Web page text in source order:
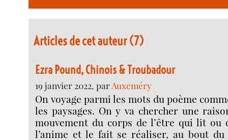
Articles de cet auteur (7)
Ezra Pound, Chinois & Troubadour
19 janvier 2022, parAuxeméry
On voyage parmi les mots du poème
les paysages. On y va chercher une
mouvement du corps de l’être qui lit ou
l’anime et le fait se réaliser, au bout